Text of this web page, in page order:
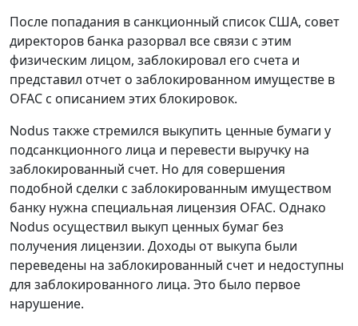
После попадания в санкционный список США, совет
директоров банка разорвал все связи с этим
физическим лицом, заблокировал его счета и
представил отчет о заблокированном имуществе в
OFAC с описанием этих блокировок.
Nodus также стремился выкупить ценные бумаги у
подсанкционного лица и перевести выручку на
заблокированный счет. Но для совершения
подобной сделки с заблокированным имуществом
банку нужна специальная лицензия OFAC. Однако
Nodus осуществил выкуп ценных бумаг без
получения лицензии. Доходы от выкупа были
переведены на заблокированный счет и недоступны
для заблокированного лица. Это было первое
нарушение.